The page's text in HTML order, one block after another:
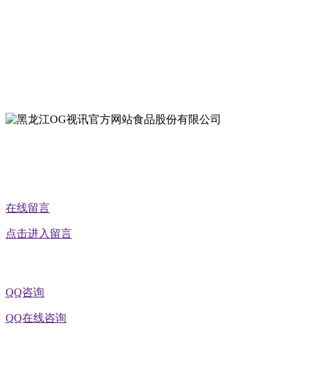
在线留言
点击进入留言
QQ咨询
QQ在线咨询